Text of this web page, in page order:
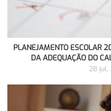
PLANEJAMENTO ESCOLAR
DA ADEQUAÇÃO DO
28 jul,